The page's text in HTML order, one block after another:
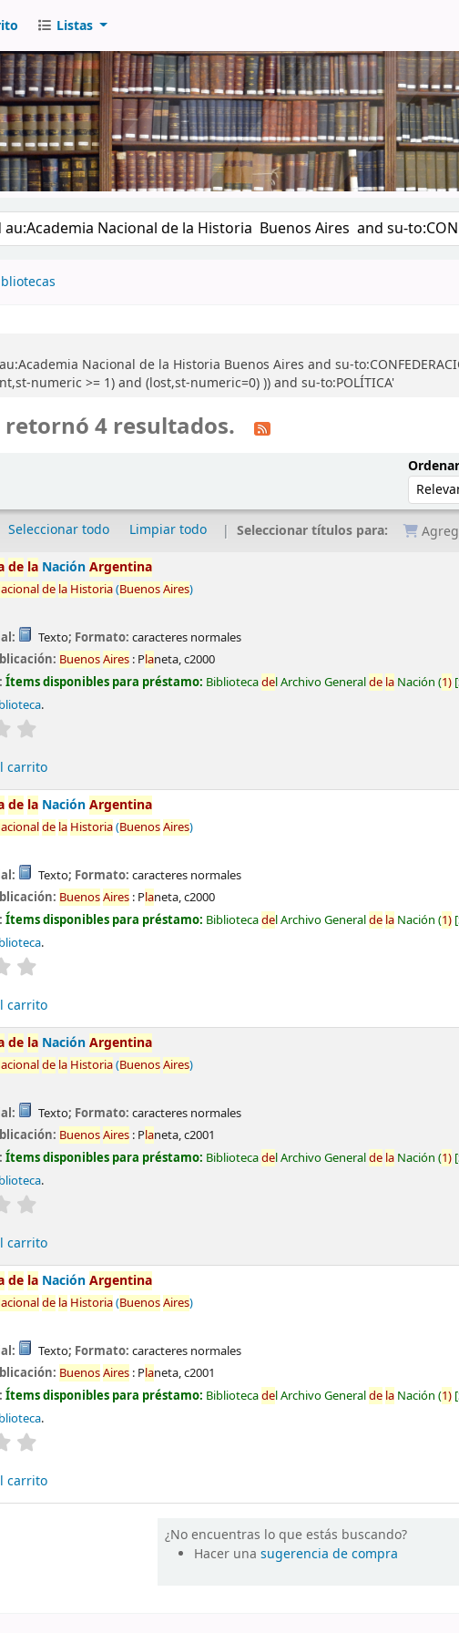
Listas
Nacional de la Historia Buenos Aires and su-
numeric >= 1) and (lost,st-numeric=0) )) and su-to:POLÍTICA'
retornó 4 resultados.
Seleccionar todo Limpiar todo Seleccionar títulos para:
de la NaciónArgentina
de la Historia(BuenosAires)
Texto; Formato: caracteres normales
BuenosAires : Planeta,c2000
Ítems disponibles para préstamo: Bibliotecadel Archivo Generalde la Nación (1)
.
carrito
de la NaciónArgentina
de la Historia(BuenosAires)
Texto; Formato: caracteres normales
BuenosAires : Planeta,c2000
Ítems disponibles para préstamo: Bibliotecadel Archivo Generalde la Nación (1)
.
carrito
de la NaciónArgentina
de la Historia(BuenosAires)
Texto; Formato: caracteres normales
BuenosAires : Planeta,c2001
Ítems disponibles para préstamo: Bibliotecadel Archivo Generalde la Nación (1)
.
carrito
de la NaciónArgentina
de la Historia(BuenosAires)
Texto; Formato: caracteres normales
BuenosAires : Planeta,c2001
Ítems disponibles para préstamo: Bibliotecadel Archivo Generalde la Nación (1)
.
carrito
¿No encuentras lo que estás buscando?
Hacer unasugerencia de compra